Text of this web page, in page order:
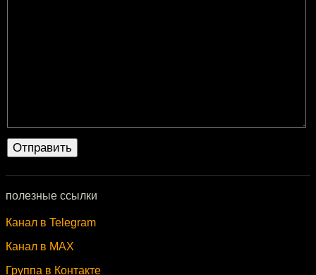
полезные ссылки
Канал в Telegram
Канал в MAX
Группа в Контакте